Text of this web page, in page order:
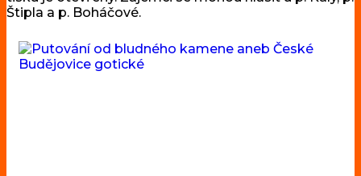
Štipla a p. Boháčové.